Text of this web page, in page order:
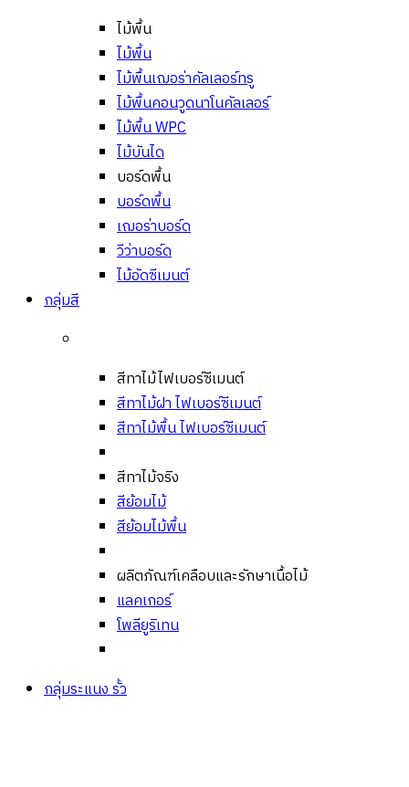
ไม้พื้น
ไม้พื้น
ไม้พื้นเฌอร่าคัลเลอร์ทรู
ไม้พื้นคอนวูดนาโนคัลเลอร์
ไม้พื้น WPC
ไม้บันได
บอร์ดพื้น
บอร์ดพื้น
เฌอร่าบอร์ด
วีว่าบอร์ด
ไม้อัดซีเมนต์
กลุ่มสี
สีทาไม้ไฟเบอร์ซีเมนต์
สีทาไม้ฝา ไฟเบอร์ซีเมนต์
สีทาไม้พื้น ไฟเบอร์ซีเมนต์
สีทาไม้จริง
สีย้อมไม้
สีย้อมไม้พื้น
ผลิตภัณฑ์เคลือบและรักษาเนื้อไม้
แลคเกอร์
โพลียูริเทน
กลุ่มระแนง รั้ว